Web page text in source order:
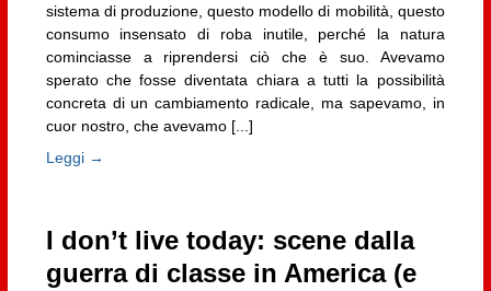
sistema di produzione, questo modello di mobilità, questo
consumo insensato di roba inutile, perché la natura
cominciasse a riprendersi ciò che è suo. Avevamo
sperato che fosse diventata chiara a tutti la possibilità
concreta di un cambiamento radicale, ma sapevamo, in
cuor nostro, che avevamo [...]
Leggi →
I don’t live today: scene dalla
guerra di classe in America (e